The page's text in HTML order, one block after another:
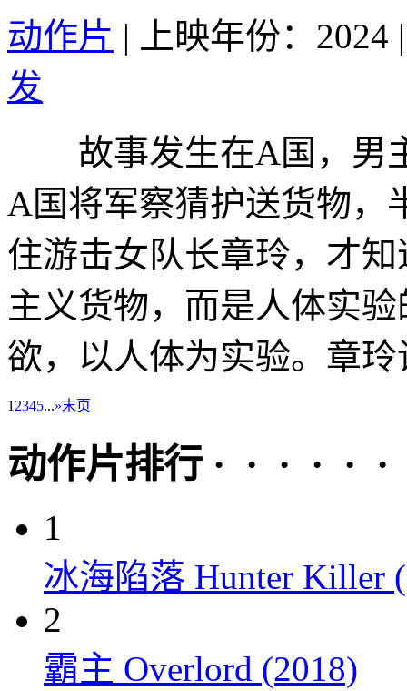
动作片 | 上映年份：2024 |
发
故事发生在A国，男
A国将军察猜护送货物，
住游击女队长章玲，才
主义货物，而是人体实
欲，以人体为实验。章
1 2345...»末页
动作片排行 · · · · · ·
1
冰海陷落 Hunter Killer
2
霸主 Overlord (2018)